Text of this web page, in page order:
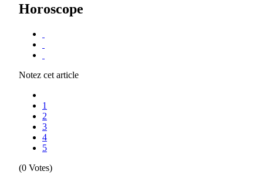
Horoscope
Notez cet article
1
2
3
4
5
(0 Votes)